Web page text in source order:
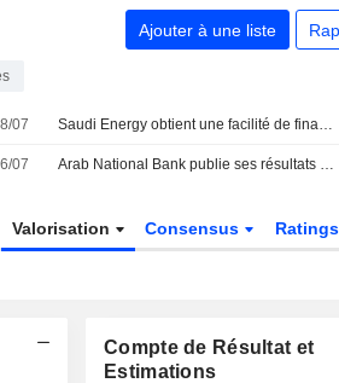
Ajouter à une liste
07 Saudi Energy obtient une facilité de financement Murabaha de 15,8 milliards de riyals saoudiens
07 Arab National Bank publie ses résultats pour le premier semestre clos le 30 juin 2026
Valorisation Consensus Ratings
Compte de Résultat et
Estimations